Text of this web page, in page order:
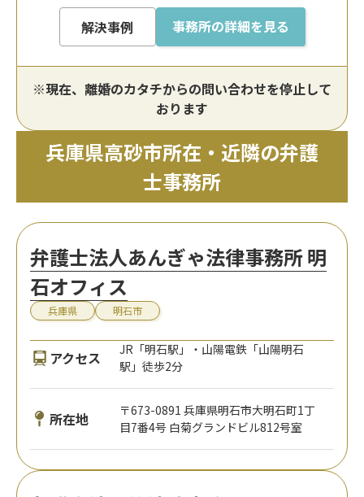
解決事例 事務所の詳細を見る
※現在、離婚のカタチからの問い合わせを停止して
おります
兵庫県高砂市所在・近隣の弁護
士事務所
弁護士法人あんぎゃ法律事務所 明
石オフィス
兵庫県 明石市
アクセス
JR「明石駅」・山陽電鉄「山陽明石
駅」徒歩2分
所在地
〒673-0891 兵庫県明石市大明石町1丁
目7番4号 白菊グランドビル812号室